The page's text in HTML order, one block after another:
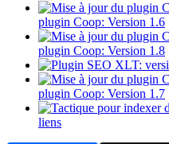
plugin Coop: Version 1.6
plugin Coop: Version 1.8
plugin Coop: Version 1.7
liens